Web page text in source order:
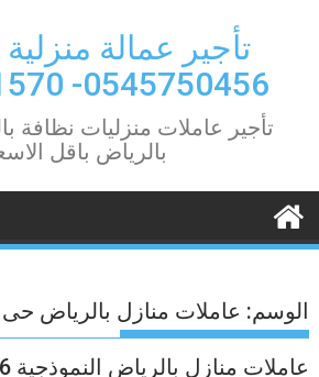
تأجير عمالة
0545750456- 0553751570
تأجير عاملات منزليات نظافة
بالرياض باقل
الوسم: عاملات منازل بالرياض حى
عاملات منازل بالرياض النموذجية 0545750456